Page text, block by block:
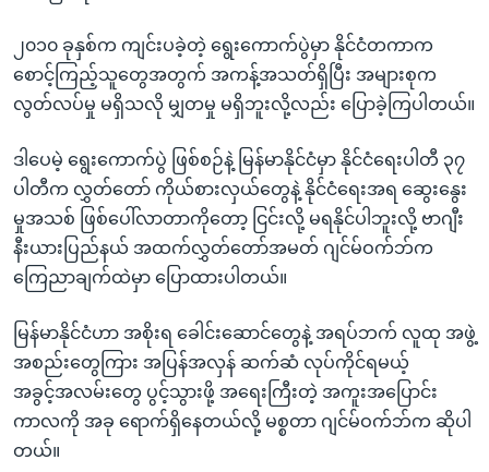
၂၀၁၀ ခုနှစ်က ကျင်းပခဲ့တဲ့ ရွေးကောက်ပွဲမှာ နိုင်ငံတကာက
စောင့်ကြည့်သူတွေအတွက် အကန့်အသတ်ရှိပြီး အများစုက
လွတ်လပ်မှု မရှိသလို မျှတမှု မရှိဘူးလို့လည်း ပြောခဲ့ကြပါတယ်။
ဒါပေမဲ့ ရွေးကောက်ပွဲ ဖြစ်စဉ်နဲ့ မြန်မာနိုင်ငံမှာ နိုင်ငံရေးပါတီ ၃၇
ပါတီက လွှတ်တော် ကိုယ်စားလှယ်တွေနဲ့ နိုင်ငံရေးအရ ဆွေးနွေး
မှုအသစ် ဖြစ်ပေါ်လာတာကိုတော့ ငြင်းလို့ မရနိုင်ပါဘူးလို့ ဗာဂျီး
နီးယားပြည်နယ် အထက်လွှတ်တော်အမတ် ဂျင်မ်ဝက်ဘ်က
ကြေညာချက်ထဲမှာ ပြောထားပါတယ်။
မြန်မာနိုင်ငံဟာ အစိုးရ ခေါင်းဆောင်တွေနဲ့ အရပ်ဘက် လူထု အဖွဲ့
အစည်းတွေကြား အပြန်အလှန် ဆက်ဆံ လုပ်ကိုင်ရမယ့်
အခွင့်အလမ်းတွေ ပွင့်သွားဖို့ အရေးကြီးတဲ့ အကူးအပြောင်း
ကာလကို အခု ရောက်ရှိနေတယ်လို့ မစ္စတာ ဂျင်မ်ဝက်ဘ်က ဆိုပါ
တယ်။